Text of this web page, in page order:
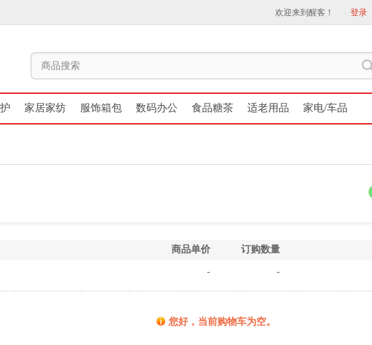
欢迎来到醒客！ 登录
家居家纺 服饰箱包 数码办公 食品糖茶 适老用品 家电/车品
商品单价 订购数量
- -
您好，当前购物车为空。